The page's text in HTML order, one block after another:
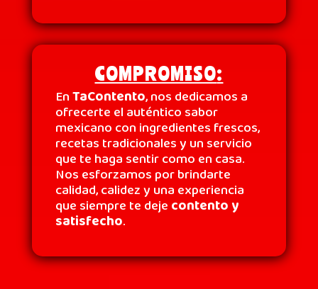
COMPROMISO:
EnTaContento, nos dedicamos a
ofrecerte el auténtico sabor
mexicano con ingredientes frescos,
recetas tradicionales y un servicio
que te haga sentir como en casa.
Nos esforzamos por brindarte
calidad, calidez y una experiencia
que siempre te deje contento y
satisfecho.